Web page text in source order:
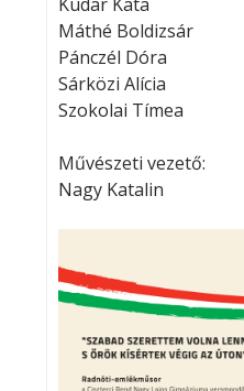
Máthé Boldizsár
Pánczél Dóra
Sárközi Alícia
Szokolai Tímea
Művészeti vezető:
Nagy Katalin